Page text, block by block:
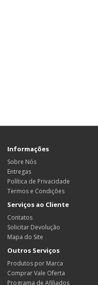
Informações
Sobre Nós
Entregas
Política de Privacidade
Termos e Condições
Serviços ao Cliente
Contatos
Solicitar Devolução
Mapa do Site
Outros Serviços
Produtos por Marca
Comprar Vale Oferta
Programa de Afiliados